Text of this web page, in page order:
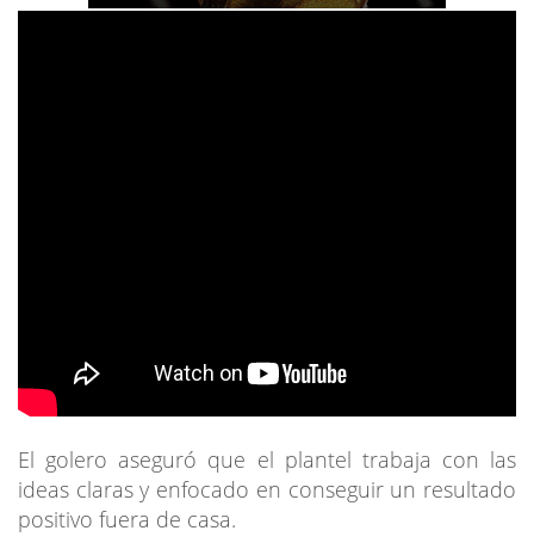
El golero aseguró que el plantel trabaja con las
ideas claras y enfocado en conseguir un resultado
positivo fuera de casa.